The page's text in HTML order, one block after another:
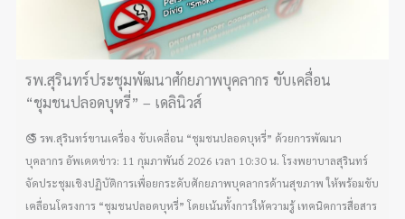
รพ.สุรินทร์ประชุมพัฒนาศักยภาพบุคลากร ขับเคลื่อน
“ชุมชนปลอดบุหรี่” – เดลินิวส์
🚭 รพ.สุรินทร์ขานเครื่อง ขับเคลื่อน “ชุมชนปลอดบุหรี่” ด้วยการพัฒนา
บุคลากร อัพเดตข่าว: 11 กุมภาพันธ์ 2026 เวลา 10:30 น. โรงพยาบาลสุรินทร์
จัดประชุมเชิงปฏิบัติการเพื่อยกระดับศักยภาพบุคลากรด้านสุขภาพ ให้พร้อมขับ
เคลื่อนโครงการ “ชุมชนปลอดบุหรี่” โดยเน้นทั้งการให้ความรู้ เทคนิคการสื่อสาร